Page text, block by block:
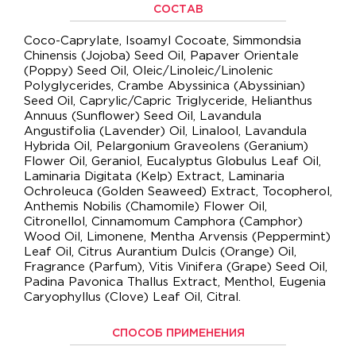
СОСТАВ
Coco-Caprylate, Isoamyl Cocoate, Simmondsia
Chinensis (Jojoba) Seed Oil, Papaver Orientale
(Poppy) Seed Oil, Oleic/Linoleic/Linolenic
Polyglycerides, Crambe Abyssinica (Abyssinian)
Seed Oil, Caprylic/Capric Triglyceride, Helianthus
Annuus (Sunflower) Seed Oil, Lavandula
Angustifolia (Lavender) Oil, Linalool, Lavandula
Hybrida Oil, Pelargonium Graveolens (Geranium)
Flower Oil, Geraniol, Eucalyptus Globulus Leaf Oil,
Laminaria Digitata (Kelp) Extract, Laminaria
Ochroleuca (Golden Seaweed) Extract, Tocopherol,
Anthemis Nobilis (Chamomile) Flower Oil,
Citronellol, Cinnamomum Camphora (Camphor)
Wood Oil, Limonene, Mentha Arvensis (Peppermint)
Leaf Oil, Citrus Aurantium Dulcis (Orange) Oil,
Fragrance (Parfum), Vitis Vinifera (Grape) Seed Oil,
Padina Pavonica Thallus Extract, Menthol, Eugenia
Caryophyllus (Clove) Leaf Oil, Citral.
СПОСОБ ПРИМЕНЕНИЯ